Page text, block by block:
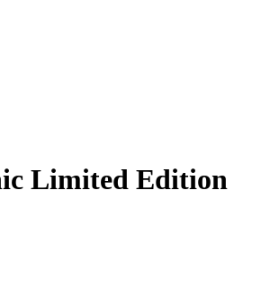
Limited Edition